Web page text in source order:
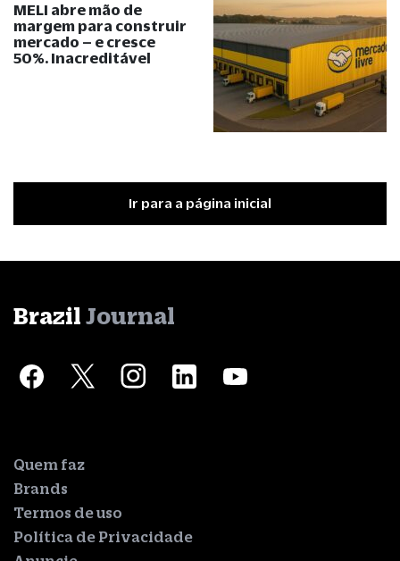
MELI abre mão de
margem para construir
mercado – e cresce
50%. Inacreditável
Ir para a página inicial
Brazil Journal
Quem faz
Brands
Termos de uso
Política de Privacidade